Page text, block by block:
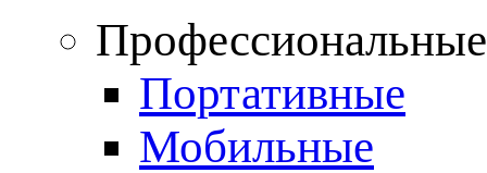
Портативные
Мобильные